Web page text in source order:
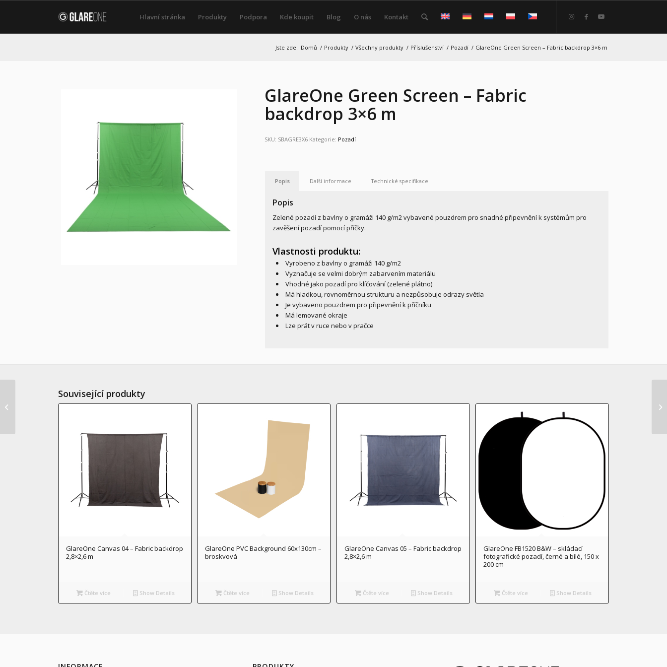
Hlavní stránka Produkty Podpora Kde koupit Blog O nás Kontakt
Jste zde: Domů / Produkty / Všechny produkty / Příslušenství / Pozadí / GlareOne Green Screen – Fabric backdrop 3×6 m
GlareOne Green Screen – Fabric
backdrop 3×6 m
SKU: SBAGRE3X6 Kategorie: Pozadí
Popis Další informace Technické specifikace
Popis
Zelené pozadí z bavlny o gramáži 140 g/m2 vybavené pouzdrem pro snadné připevnění k systémům pro
zavěšení pozadí pomocí příčky.
Vlastnosti produktu:
Vyrobeno z bavlny o gramáži 140 g/m2
Vyznačuje se velmi dobrým zabarvením materiálu
Vhodné jako pozadí pro klíčování (zelené plátno)
Má hladkou, rovnoměrnou strukturu a nezpůsobuje odrazy světla
Je vybaveno pouzdrem pro připevnění k příčníku
Má lemované okraje
Lze prát v ruce nebo v pračce
Související produkty
GlareOne Canvas 04 – Fabric backdrop
2,8×2,6 m
Čtěte více Show Details
GlareOne PVC Background 60x130cm –
broskvová
Čtěte více Show Details
GlareOne Canvas 05 – Fabric backdrop
2,8×2,6 m
Čtěte více Show Details
GlareOne FB1520 B&W – skládací
fotografické pozadí, černé a bílé, 150 x
200 cm
Čtěte více Show Details
GlareOne Blue Screen
– Fabric backdrop 3×6